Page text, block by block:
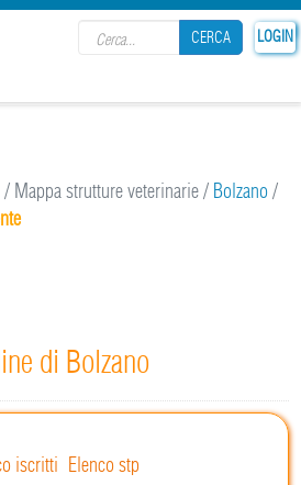
LOGIN
CERCA
/ Mappa strutture veterinarie/ Bolzano/
di Bolzano
iscritti Elenco stp